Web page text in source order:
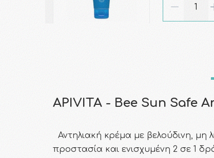
APIVITA - Bee Sun Safe
Αντηλιακή κρέμα με βελούδινη,
προστασία και ενισχυμένη 2 σε 1